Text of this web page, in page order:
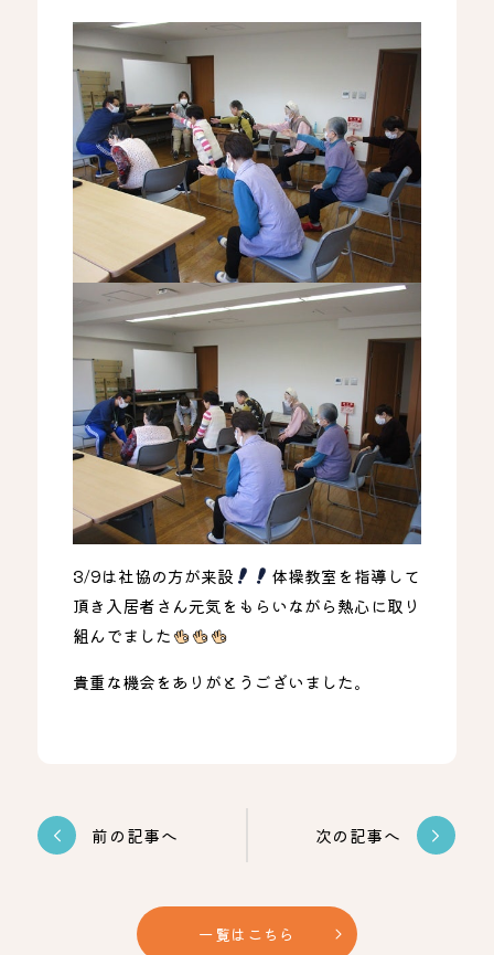
3/9は社協の方が来設
体操教室を指導して
頂き入居者さん元気をもらいながら熱心に取り
組んでました
貴重な機会をありがとうございました。
前の記事へ 次の記事へ
一覧はこちら